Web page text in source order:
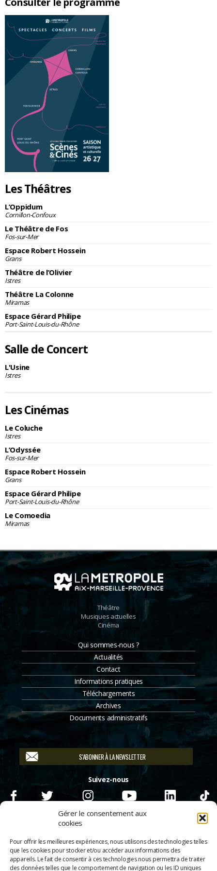
Gérer le consentement aux
cookies
Pour offrir les meilleures expériences, nous utilisons des technologies telles
que les cookies pour stocker et/ou accéder aux informations des
appareils. Le fait de consentir à ces technologies nous permettra de traiter
des données telles que le comportement de navigation ou les ID uniques
Les Théâtres
L’Oppidum
Cornillon-Confoux
Le Théâtre de Fos
Fos-sur-Mer
Espace Robert Hossein
Grans
Théâtre de l’Olivier
Istres
Théâtre La Colonne
Miramas
Espace Gérard Philipe
Port-Saint-Louis-du-Rhône
Salle de Concert
L'Usine
Istres
Les Cinémas
Le Coluche
Istres
L’Odyssée
Fos-sur-Mer
Espace Robert Hossein
Grans
Espace Gérard Philipe
Port-Saint-Louis-du-Rhône
Le Comoedia
Miramas
Théâtre
Musiques actuelles
Cinéma
Qui sommes-nous ?
Actualités
Contact
Informations pratiques
Téléchargements
Archives
Documents administratifs
S'ABONNER À LA NEWSLETTER
Suivez-nous